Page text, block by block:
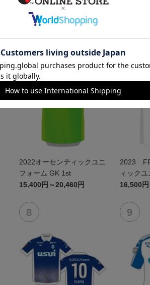
2022オーセンティックユニ
フォーム GK 1st
15,400円～20,460円
2023
ィック
16,500